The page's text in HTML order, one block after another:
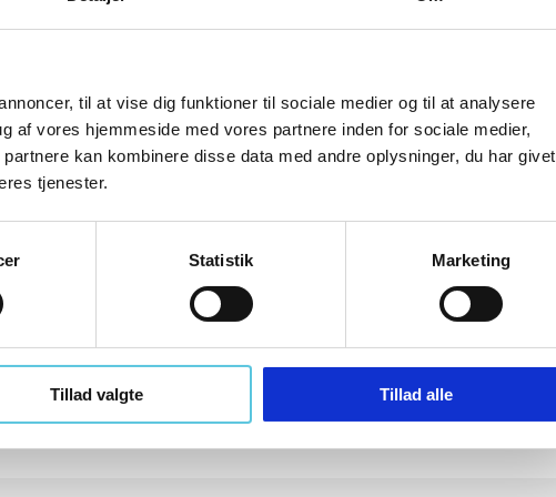
til at vise dig funktioner til sociale medier og til at analysere
af vores hjemmeside med vores partnere inden for sociale medier,
kan kombinere disse data med andre oplysninger, du har givet
tjenester.
Statistik Marketing
Tillad valgte Tillad alle